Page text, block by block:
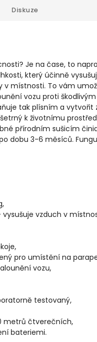
Diskuze
Je na čase, to
který účinně
v místnosti. To vám
vozu proti škodlivým
tak plísním a vytvořit
k životnímu
přírodním sušicím
dobu 3-6 měsíců.
vzduch v
pro umístění na
vozu,
testovaný,
metrů čtverečních,
bateriemi.